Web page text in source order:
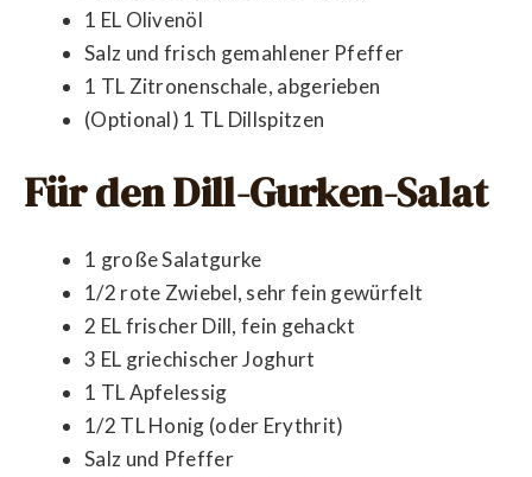
1 EL Olivenöl
Salz und frisch gemahlener Pfeffer
1 TL Zitronenschale, abgerieben
(Optional) 1 TL Dillspitzen
Für den Dill-Gurken-Salat
1 große Salatgurke
1/2 rote Zwiebel, sehr fein gewürfelt
2 EL frischer Dill, fein gehackt
3 EL griechischer Joghurt
1 TL Apfelessig
1/2 TL Honig (oder Erythrit)
Salz und Pfeffer